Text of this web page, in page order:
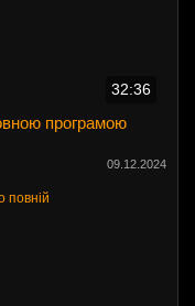
32:36
програмою
09.12.2024